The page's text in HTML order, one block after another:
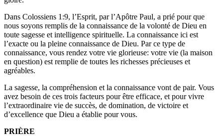
Dans Colossiens 1:9, l’Esprit, par l’Apôtre Paul, a prié pour que
nous soyons remplis de la connaissance de la volonté de Dieu en
toute sagesse et intelligence spirituelle. La connaissance ici est
l’exacte ou la pleine connaissance de Dieu. Par ce type de
connaissance, vous rendez votre vie glorieuse: votre vie (la maison
en question) est remplie de toutes les richesses précieuses et
agréables.
La sagesse, la compréhension et la connaissance vont de pair. Vous
avez besoin de ces trois facteurs pour être efficace, et pour vivre
l’extraordinaire vie de succès, de domination, de victoire et
d’excellence que Dieu a établie pour vous.
PRIÈRE